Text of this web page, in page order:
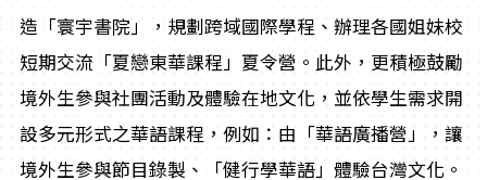
造「寰宇書院」，規劃跨域國際學程、辦理各國姐妹校
短期交流「夏戀東華課程」夏令營。此外，更積極鼓勵
境外生參與社團活動及體驗在地文化，並依學生需求開
設多元形式之華語課程，例如：由「華語廣播營」，讓
境外生參與節目錄製、「健行學華語」體驗台灣文化。